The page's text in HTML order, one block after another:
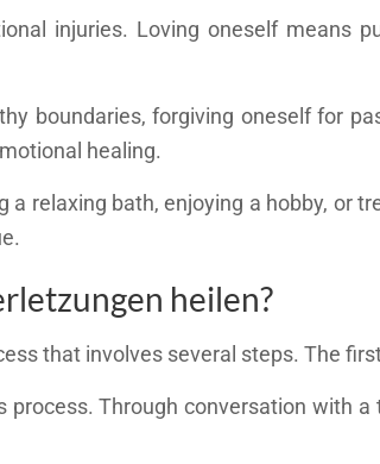
injuries. Loving oneself means
boundaries, forgiving oneself for
healing.
a relaxing bath, enjoying a hobby, or
heilen?
that involves several steps. The
process. Through conversation with